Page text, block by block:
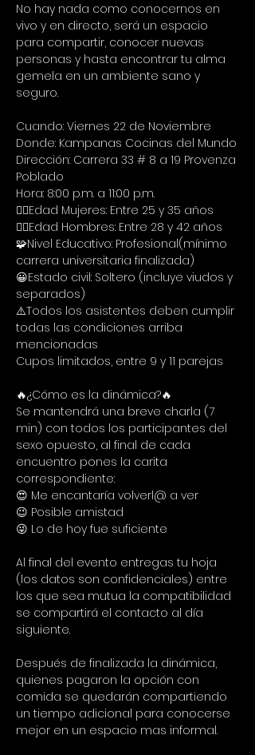
No hay nada como conocernos en
vivo y en directo, será un espacio
para compartir, conocer nuevas
personas y hasta encontrar tu alma
gemela en un ambiente sano y
seguro.
Cuando: Viernes 22 de Noviembre
Donde: Kampanas Cocinas del Mundo
Dirección: Carrera 33 # 8 a 19 Provenza
Poblado
Hora: 8:00 p.m. a 11:00 p.m.
🙋‍♀Edad Mujeres: Entre 25 y 35 años
🙋‍♂Edad Hombres: Entre 28 y 42 años
🧩Nivel Educativo: Profesional(mínimo
carrera universitaria finalizada)
😀Estado civil: Soltero (incluye viudos y
separados)
⚠️Todos los asistentes deben cumplir
todas las condiciones arriba
mencionadas
Cupos limitados, entre 9 y 11 parejas
🔥¿Cómo es la dinámica?🔥
Se mantendrá una breve charla (7
min) con todos los participantes del
sexo opuesto, al final de cada
encuentro pones la carita
correspondiente:
😍 Me encantaría volverl@ a ver
😉 Posible amistad
😜 Lo de hoy fue suficiente
Al final del evento entregas tu hoja
(los datos son confidenciales) entre
los que sea mutua la compatibilidad
se compartirá el contacto al día
siguiente.
Después de finalizada la dinámica,
quienes pagaron la opción con
comida se quedarán compartiendo
un tiempo adicional para conocerse
mejor en un espacio mas informal.